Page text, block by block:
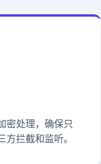
密处理，确保只
拦截和监听。